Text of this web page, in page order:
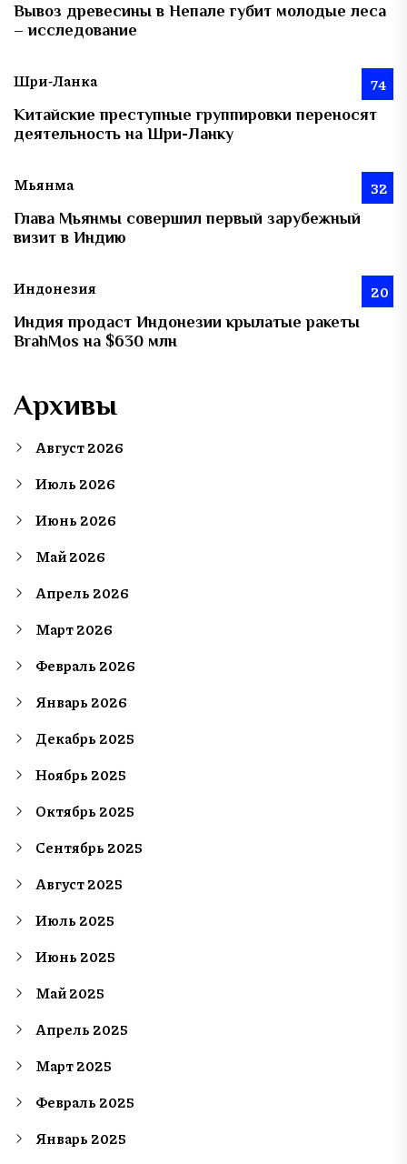
Вывоз древесины в Непале губит молодые леса
– исследование
Шри-Ланка 74
Китайские преступные группировки переносят
деятельность на Шри-Ланку
Мьянма 32
Глава Мьянмы совершил первый зарубежный
визит в Индию
Индонезия 20
Индия продаст Индонезии крылатые ракеты
BrahMos на $630 млн
Архивы
Август 2026
Июль 2026
Июнь 2026
Май 2026
Апрель 2026
Март 2026
Февраль 2026
Январь 2026
Декабрь 2025
Ноябрь 2025
Октябрь 2025
Сентябрь 2025
Август 2025
Июль 2025
Июнь 2025
Май 2025
Апрель 2025
Март 2025
Февраль 2025
Январь 2025